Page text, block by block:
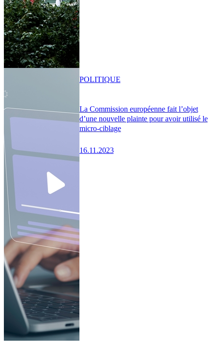
La Commission européenne fait l’objet
d’une nouvelle plainte pour avoir utilisé le
micro-ciblage
16.11.2023
POLITIQUE